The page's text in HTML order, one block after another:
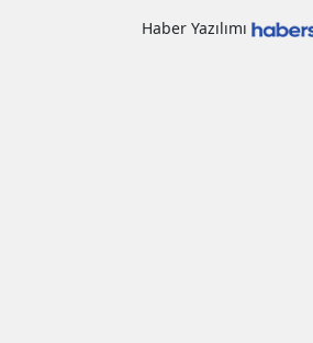
Haber Yazılımı